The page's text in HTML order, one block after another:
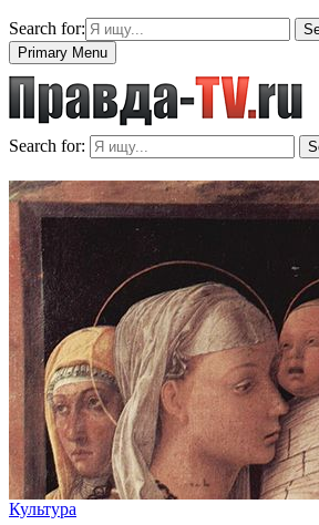
Search for:
Primary Menu
Search for:
Культура